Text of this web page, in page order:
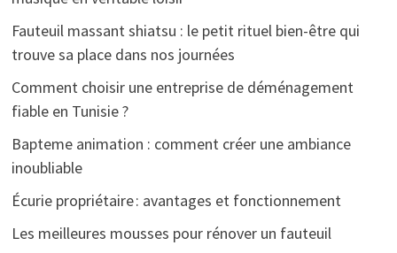
Fauteuil massant shiatsu : le petit rituel bien-être qui
trouve sa place dans nos journées
Comment choisir une entreprise de déménagement
fiable en Tunisie ?
Bapteme animation : comment créer une ambiance
inoubliable
Écurie propriétaire : avantages et fonctionnement
Les meilleures mousses pour rénover un fauteuil